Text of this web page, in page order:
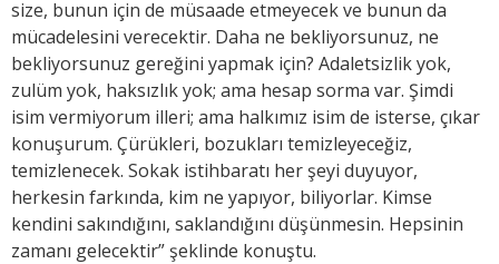
size, bunun için de müsaade etmeyecek ve bunun da
mücadelesini verecektir. Daha ne bekliyorsunuz, ne
bekliyorsunuz gereğini yapmak için? Adaletsizlik yok,
zulüm yok, haksızlık yok; ama hesap sorma var. Şimdi
isim vermiyorum illeri; ama halkımız isim de isterse, çıkar
konuşurum. Çürükleri, bozukları temizleyeceğiz,
temizlenecek. Sokak istihbaratı her şeyi duyuyor,
herkesin farkında, kim ne yapıyor, biliyorlar. Kimse
kendini sakındığını, saklandığını düşünmesin. Hepsinin
zamanı gelecektir” şeklinde konuştu.